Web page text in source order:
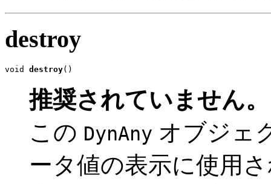
destroy
void destroy()
推奨されていません。
この DynAny オブジェ
ータ値の表示に使用